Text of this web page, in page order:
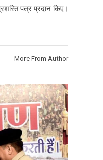
पत्र प्रदान किए।
More From Author